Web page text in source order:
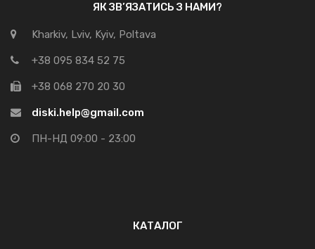
ЯК ЗВ’ЯЗАТИСЬ З НАМИ?
Kharkiv, Lviv, Kyiv, Poltava
+38 095 834 52 75
+38 068 270 20 30
diski.help@gmail.com
ПН-НД 09:00 - 23:00
КАТАЛОГ